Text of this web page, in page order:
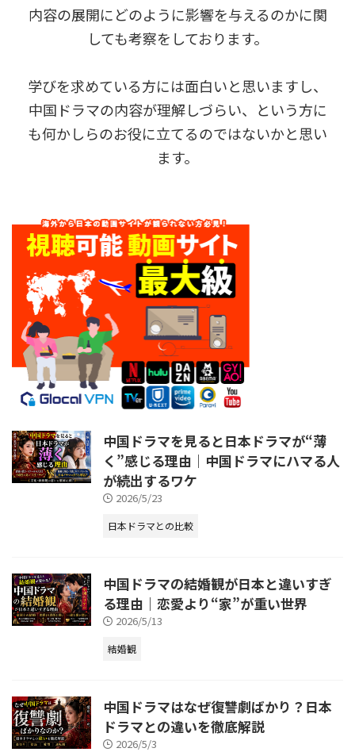
内容の展開にどのように影響を与えるのかに関
しても考察をしております。
学びを求めている方には面白いと思いますし、
中国ドラマの内容が理解しづらい、という方に
も何かしらのお役に立てるのではないかと思い
ます。
中国ドラマを見ると日本ドラマが“薄
く”感じる理由｜中国ドラマにハマる人
が続出するワケ
2026/5/23
日本ドラマとの比較
中国ドラマの結婚観が日本と違いすぎ
る理由｜恋愛より“家”が重い世界
2026/5/13
結婚観
中国ドラマはなぜ復讐劇ばかり？日本
ドラマとの違いを徹底解説
2026/5/3